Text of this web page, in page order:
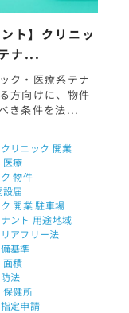
ント】クリニッ
ナ...
ク・医療系テナ
方向けに、物件
き条件を法...
リニック 開業
医療
物件
届
開業 駐車場
ント 用途地域
アフリー法
基準
面積
法
保健所
定申請